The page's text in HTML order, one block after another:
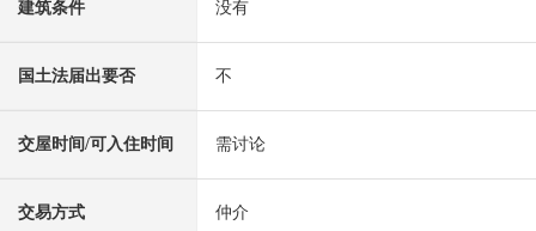
建筑条件 没有
国土法届出要否 不
交屋时间/可入住时间 需讨论
交易方式 仲介